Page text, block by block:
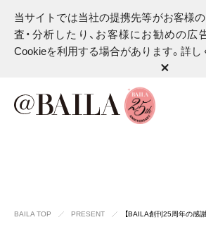
当サイトでは当社の提携先等がお客様
査・分析したり、お客様にお勧めの広
Cookieを利用する場合があります。詳し
BAILA TOP PRESENT 【BAILA創刊25周年の感